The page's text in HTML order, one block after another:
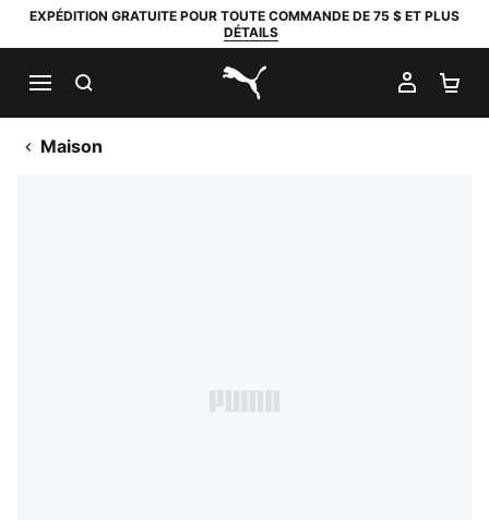
EXPÉDITION GRATUITE POUR TOUTE COMMANDE DE 75 $ ET PLUS
DÉTAILS
PUMA.com
MON
Maison